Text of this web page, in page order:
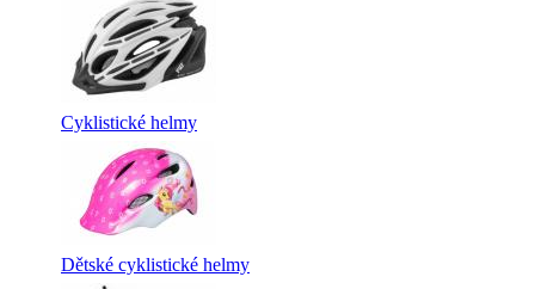
Cyklistické helmy
Dětské cyklistické helmy